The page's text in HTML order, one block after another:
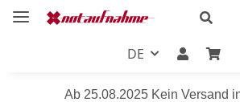
DE
Ab 25.08.2025 Kein Versand